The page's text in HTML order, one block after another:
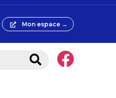
Mon espace →